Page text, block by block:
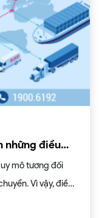
những điều
mô tương đối
Vì vậy, điều
biệt là đối với các